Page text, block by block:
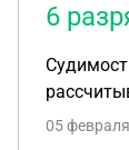
6
05